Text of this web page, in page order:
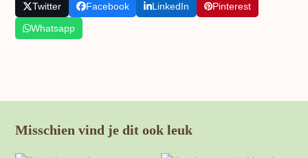
Twitter Facebook LinkedIn
Pinterest
Whatsapp
Misschien vind je dit ook leuk